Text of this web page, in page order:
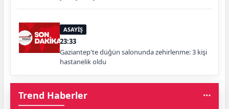
ASAYİŞ
23:33
Gaziantep'te düğün salonunda zehirlenme: 3 kişi
hastanelik oldu
Trend Haberler